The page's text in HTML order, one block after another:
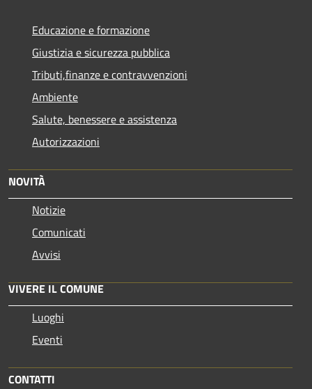
Educazione e formazione
Giustizia e sicurezza pubblica
Tributi,finanze e contravvenzioni
Ambiente
Salute, benessere e assistenza
Autorizzazioni
NOVITÀ
Notizie
Comunicati
Avvisi
VIVERE IL COMUNE
Luoghi
Eventi
CONTATTI